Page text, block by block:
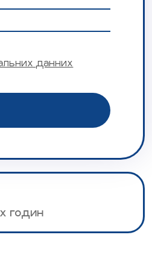
данних
годин